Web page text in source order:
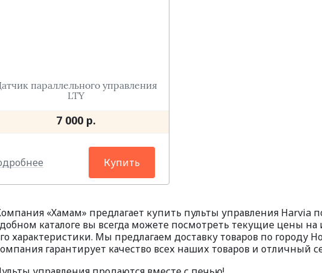
параллельного управления
LTY
7 000 р.
Купить
«Хамам» предлагает купить пульты управления
каталоге вы всегда можете посмотреть текущие цены
характеристики. Мы предлагаем доставку товаров по городу
гарантирует качество всех наших товаров и отличный